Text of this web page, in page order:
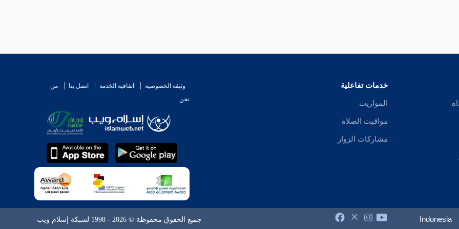
خدمات تفاعلية
المواريث
مواقيت الصلاة
مشاركات الزوار
وثيقة الخصوصية اتفاقية الخدمة اتصل بنا
من
نحن
Indonesia جميع الحقوق محفوظة © 2026 - 1998 لشبكة إسلام ويب